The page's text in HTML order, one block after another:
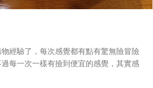
經驗了，每次感覺都有點有驚無險冒險
每一次一樣有撿到便宜的感覺，其實感